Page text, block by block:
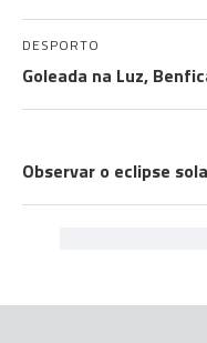
DESPORTO
Goleada na Luz,
Observar o eclipse